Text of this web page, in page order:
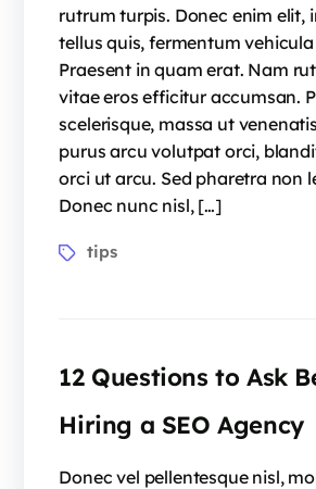
rutrum turpis. Donec enim elit,
tellus quis, fermentum vehicula
Praesent in quam erat. Nam
vitae eros efficitur accumsan.
scelerisque, massa ut
purus arcu volutpat orci,
orci ut arcu. Sed pharetra non
Donec nunc nisl, […]
tips
12 Questions to Ask
Hiring a SEO Agency
Donec vel pellentesque nisl,